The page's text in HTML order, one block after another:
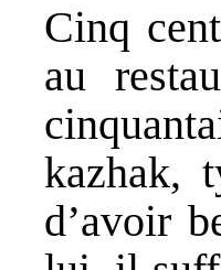
Cinq
au
kazhak,
d’avoir